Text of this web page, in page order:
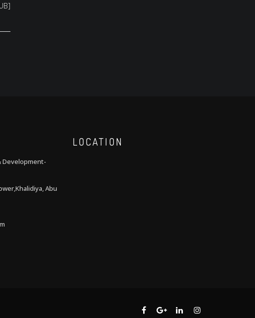
Development-
Abu
LOCATION